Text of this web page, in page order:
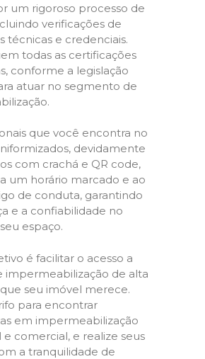
um rigoroso processo de
verificações de
técnicas e credenciais.
todas as certificações
conforme a legislação
atuar no segmento de
que você encontra no
devidamente
com crachá e QR code,
um horário marcado e ao
de conduta, garantindo
e a confiabilidade no
espaço.
é facilitar o acesso a
impermeabilização de alta
seu imóvel merece.
para encontrar
em impermeabilização
e comercial, e realize seus
a tranquilidade de